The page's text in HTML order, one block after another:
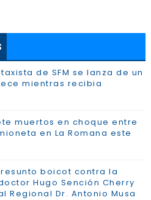
de SFM se lanza de un
mientras recibia
muertos en choque entre
en La Romana este
boicot contra la
Hugo Sención Cherry
Regional Dr. Antonio Musa